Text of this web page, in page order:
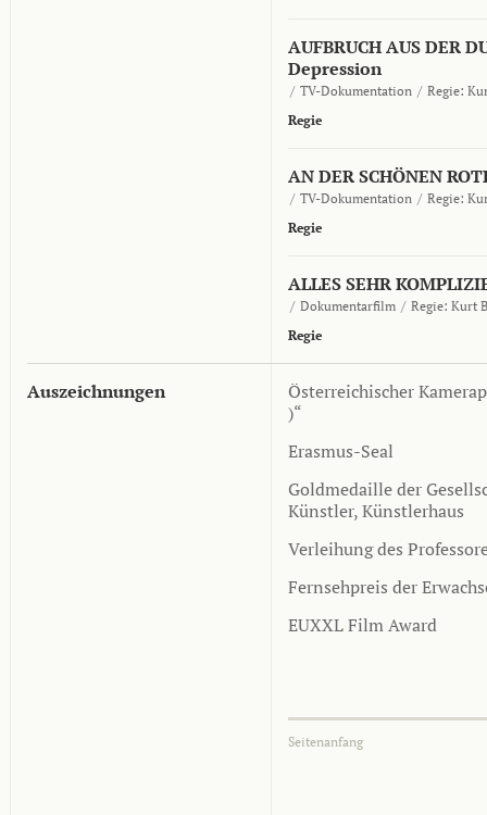
AUFBRUCH AUS DER
Depression
/ TV-Dokumentation / Regie:
Regie
AN DER SCHÖNEN
/ TV-Dokumentation / Regie:
Regie
ALLES SEHR
/ Dokumentarfilm / Regie: Kurt
Regie
Auszeichnungen
Österreichischer
)“
Erasmus-Seal
Goldmedaille der
Künstler, Künstlerhaus
Verleihung des
Fernsehpreis der
EUXXL Film Award
Seitenanfang